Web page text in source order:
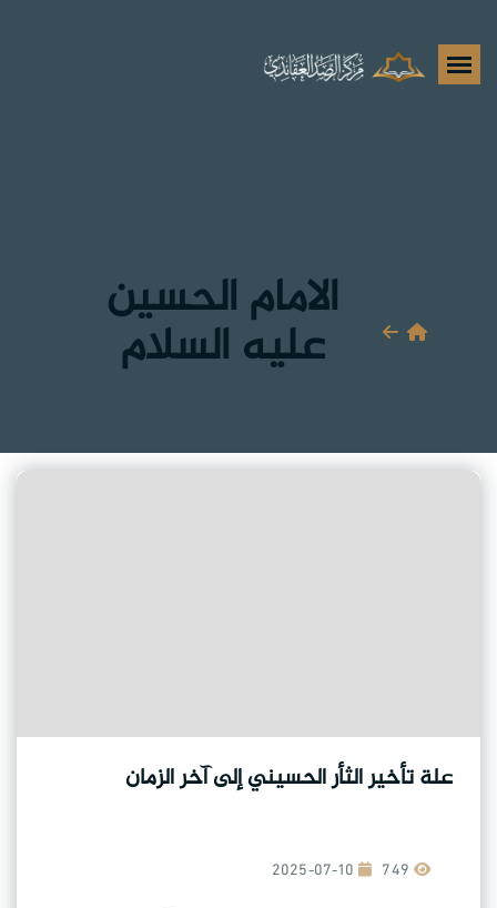
الامام الحسين
عليه السلام
علة تأخير الثأر الحسيني إلى آخر الزمان
2025-07-10